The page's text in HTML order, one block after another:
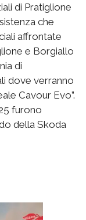
di Pratiglione
che
affrontate
e Borgiallo
di
dove verranno
Cavour Evo”.
furono
della Skoda